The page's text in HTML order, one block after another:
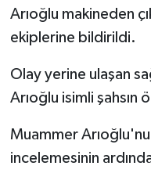
Arıoğlu makineden
ekiplerine bildirildi.
Olay yerine ulaşan
Arıoğlu isimli şahsın
Muammer
incelemesinin